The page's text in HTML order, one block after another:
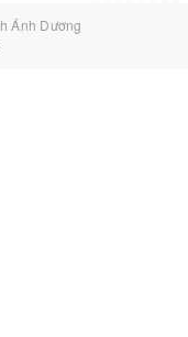
Ánh Dương